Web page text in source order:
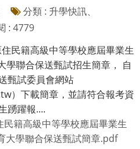
分類 : 升學快訊、
: 4779
民籍高級中等學校應屆畢業生
學聯合保送甄試招生簡章， 自
甄試委員會網站
）下載簡章，並請符合報考資
踴躍報....
籍高級中等學校應屆畢業生
大學聯合保送甄試簡章.pdf